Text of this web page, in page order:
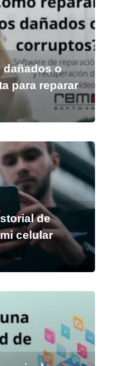
dañados o
para reparar
de
celular